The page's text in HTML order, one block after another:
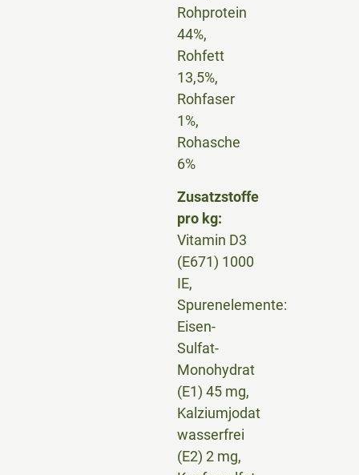
Rohprotein
44%,
Rohfett
13,5%,
Rohfaser
1%,
Rohasche
6%
Zusatzstoffe
pro kg:
Vitamin D3
(E671) 1000
IE,
Spurenelemente:
Eisen-
Sulfat-
Monohydrat
(E1) 45 mg,
Kalziumjodat
wasserfrei
(E2) 2 mg,